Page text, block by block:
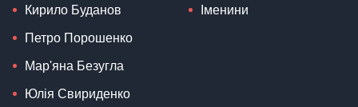
Кирило Буданов
Петро Порошенко
Мар'яна Безугла
Юлія Свириденко
Іменини